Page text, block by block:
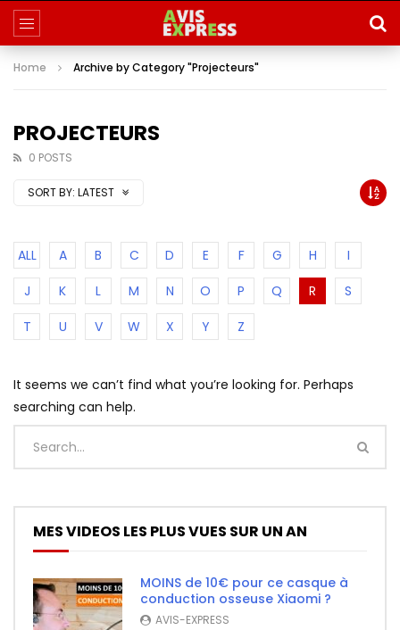
Home Archive by Category "Projecteurs"
PROJECTEURS
0 POSTS
SORT BY: LATEST
ALL A B C D E F G H
I
J
K L M N O P Q R
S
T
U V W X Y Z
It seems we can’t find what you’re looking for. Perhaps
searching can help.
MES VIDEOS LES PLUS VUES SUR UN AN
MOINS de 10€ pour ce casque à
conduction osseuse Xiaomi ?
AVIS-EXPRESS